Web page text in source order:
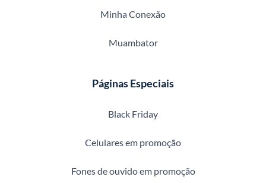
Minha Conexão
Muambator
Páginas Especiais
Black Friday
Celulares em promoção
Fones de ouvido em promoção